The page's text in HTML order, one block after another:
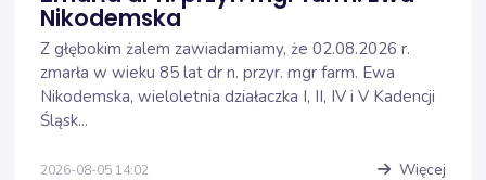
Nikodemska
Z głębokim żalem zawiadamiamy, że 02.08.2026 r.
zmarła w wieku 85 lat dr n. przyr. mgr farm. Ewa
Nikodemska, wieloletnia działaczka I, II, IV i V Kadencji
Śląsk...
2026-08-05 14:02 Więcej